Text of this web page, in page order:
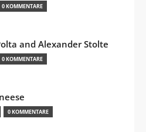
0 KOMMENTARE
and Alexander Stolte
0 KOMMENTARE
0 KOMMENTARE